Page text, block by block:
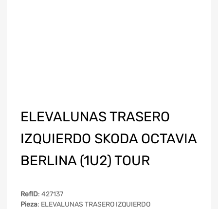
ELEVALUNAS TRASERO
IZQUIERDO SKODA OCTAVIA
BERLINA (1U2) TOUR
RefID: 427137
Pieza: ELEVALUNAS TRASERO IZQUIERDO